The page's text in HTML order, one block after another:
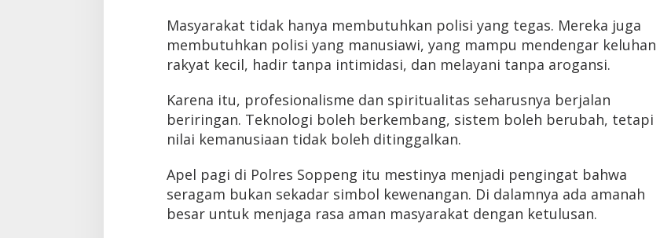
Masyarakat tidak hanya membutuhkan polisi yang tegas. Mereka juga
membutuhkan polisi yang manusiawi, yang mampu mendengar keluhan
rakyat kecil, hadir tanpa intimidasi, dan melayani tanpa arogansi.
Karena itu, profesionalisme dan spiritualitas seharusnya berjalan
beriringan. Teknologi boleh berkembang, sistem boleh berubah, tetapi
nilai kemanusiaan tidak boleh ditinggalkan.
Apel pagi di Polres Soppeng itu mestinya menjadi pengingat bahwa
seragam bukan sekadar simbol kewenangan. Di dalamnya ada amanah
besar untuk menjaga rasa aman masyarakat dengan ketulusan.